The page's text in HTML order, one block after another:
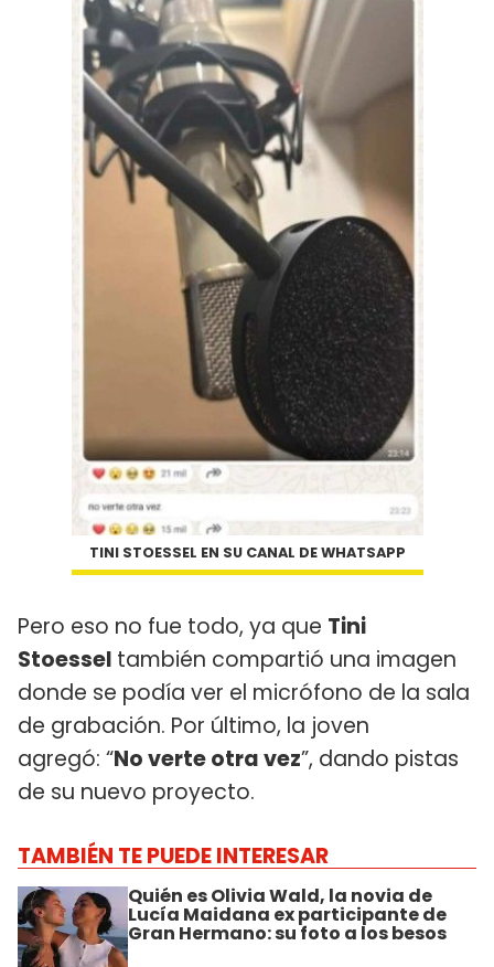
TINI STOESSEL EN SU CANAL DE WHATSAPP
Pero eso no fue todo, ya que Tini
Stoessel también compartió una imagen
donde se podía ver el micrófono de la sala
de grabación. Por último, la joven
agregó: “No verte otra vez”, dando pistas
de su nuevo proyecto.
TAMBIÉN TE PUEDE INTERESAR
Quién es Olivia Wald, la novia de
Lucía Maidana ex participante de
Gran Hermano: su foto a los besos